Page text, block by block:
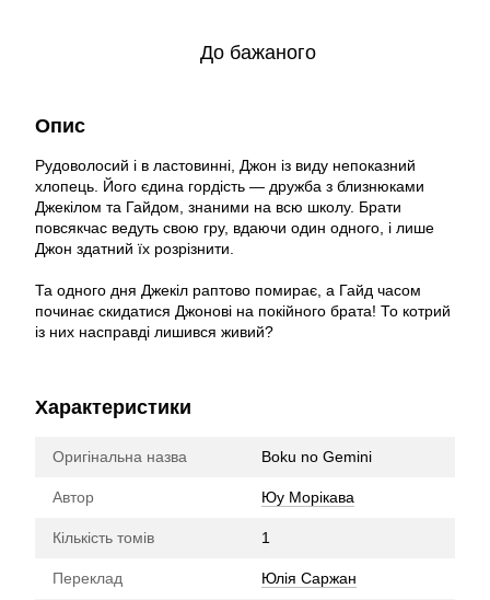
До бажаного
Опис
Рудоволосий і в ластовинні, Джон із виду непоказний
хлопець. Його єдина гордість — дружба з близнюками
Джекілом та Гайдом, знаними на всю школу. Брати
повсякчас ведуть свою гру, вдаючи один одного, і лише
Джон здатний їх розрізнити.
Та одного дня Джекіл раптово помирає, а Гайд часом
починає скидатися Джонові на покійного брата! То котрий
із них насправді лишився живий?
Характеристики
Оригінальна назва Boku no Gemini
Автор Юу Морікава
Кількість томів 1
Переклад Юлія Саржан